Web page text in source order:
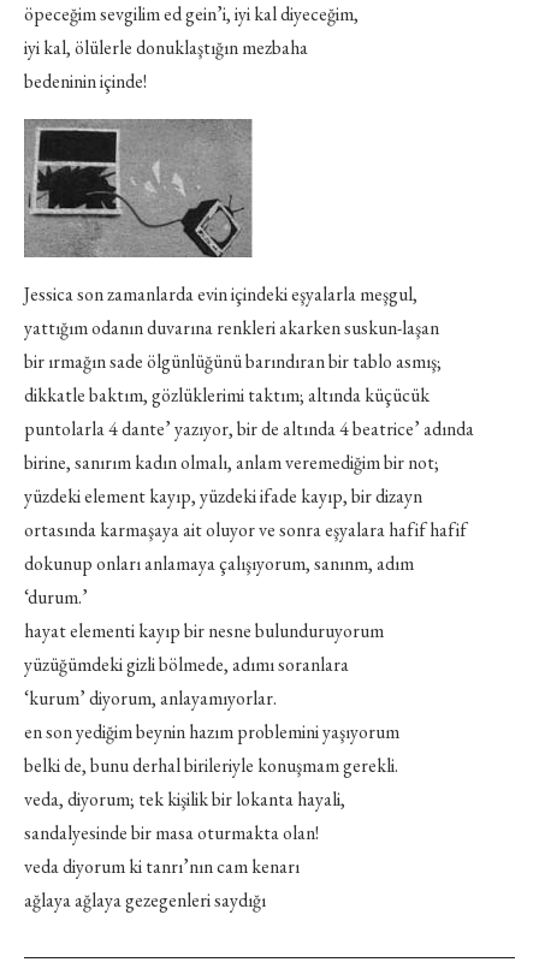
öpeceğim sevgilim ed gein’i, iyi kal diyeceğim,
iyi kal, ölülerle donuklaştığın mezbaha
bedeninin içinde!
Jessica son zamanlarda evin içindeki eşyalarla meşgul,
yattığım odanın duvarına renkleri akarken suskun-laşan
bir ırmağın sade ölgünlüğünü barındıran bir tablo asmış;
dikkatle baktım, gözlüklerimi taktım; altında küçücük
puntolarla 4 dante’ yazıyor, bir de altında 4 beatrice’ adında
birine, sanırım kadın olmalı, anlam veremediğim bir not;
yüzdeki element kayıp, yüzdeki ifade kayıp, bir dizayn
ortasında karmaşaya ait oluyor ve sonra eşyalara hafif hafif
dokunup onları anlamaya çalışıyorum, sanınm, adım
‘durum.’
hayat elementi kayıp bir nesne bulunduruyorum
yüzüğümdeki gizli bölmede, adımı soranlara
‘kurum’ diyorum, anlayamıyorlar.
en son yediğim beynin hazım problemini yaşıyorum
belki de, bunu derhal birileriyle konuşmam gerekli.
veda, diyorum; tek kişilik bir lokanta hayali,
sandalyesinde bir masa oturmakta olan!
veda diyorum ki tanrı’nın cam kenarı
ağlaya ağlaya gezegenleri saydığı